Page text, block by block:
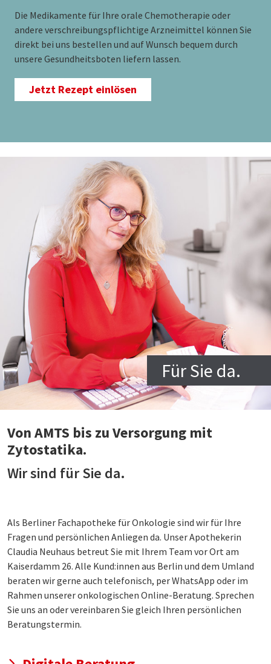
Die Medikamente für Ihre orale Chemotherapie oder
andere verschreibungspflichtige Arzneimittel können Sie
direkt bei uns bestellen und auf Wunsch bequem durch
unsere Gesundheitsboten liefern lassen.
Jetzt Rezept einlösen
Für Sie da.
Von AMTS bis zu Versorgung mit
Zytostatika.
Wir sind für Sie da.
Als Berliner Fachapotheke für Onkologie sind wir für Ihre
Fragen und persönlichen Anliegen da. Unser Apothekerin
Claudia Neuhaus betreut Sie mit Ihrem Team vor Ort am
Kaiserdamm 26. Alle Kund:innen aus Berlin und dem Umland
beraten wir gerne auch telefonisch, per WhatsApp oder im
Rahmen unserer onkologischen Online-Beratung. Sprechen
Sie uns an oder vereinbaren Sie gleich Ihren persönlichen
Beratungstermin.